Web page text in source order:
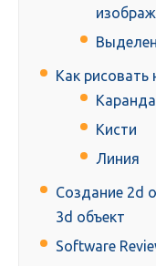
Как
Кисти
Линия
Создание 2d
3d объект
Software